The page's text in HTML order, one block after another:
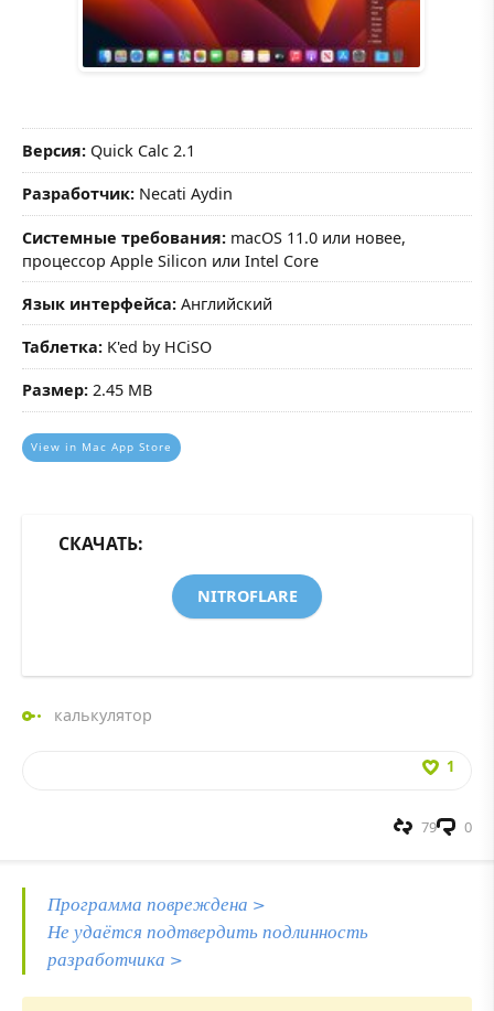
Версия: Quick Calc 2.1
Разработчик: Necati Aydin
Системные требования: macOS 11.0 или новее,
процессор Apple Silicon или Intel Core
Язык интерфейса: Английский
Таблетка: K'ed by HCiSO
Размер: 2.45 MB
View in Mac App Store
СКАЧАТЬ:
NITROFLARE
калькулятор
1
0
79
Программа повреждена >
Не удаётся подтвердить подлинность
разработчика >